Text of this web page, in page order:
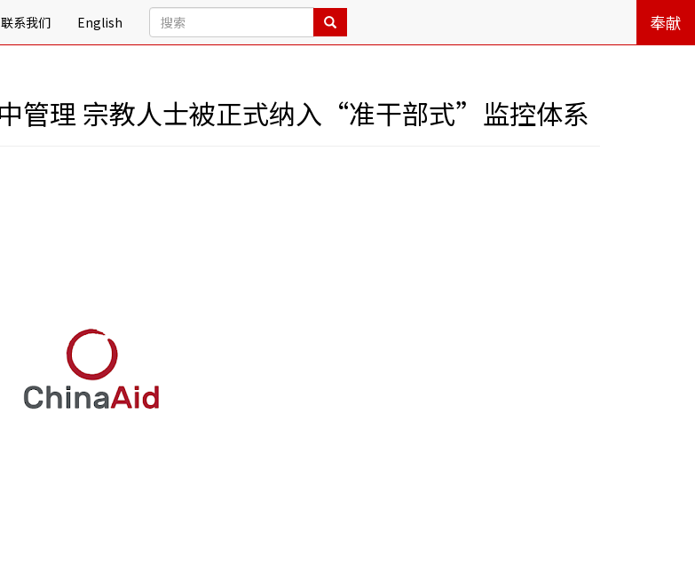
联系我们 English 奉献
管理 宗教人士被正式纳入“准干部式”监控体系